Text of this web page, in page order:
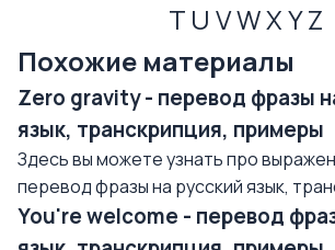
T U VWXYZ
Похожие материалы
Zero gravity - перевод фразы
язык, транскрипция, примеры
Здесь вы можете узнать про
перевод фразы на русский язык,
You're welcome - перевод